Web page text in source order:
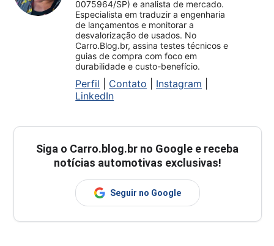
0075964/SP) e analista de mercado.
Especialista em traduzir a engenharia
de lançamentos e monitorar a
desvalorização de usados. No
Carro.Blog.br, assina testes técnicos e
guias de compra com foco em
durabilidade e custo-benefício.
Perfil Contato Instagram
LinkedIn
Siga o Carro.blog.br no Google e receba
notícias automotivas exclusivas!
Seguir no Google